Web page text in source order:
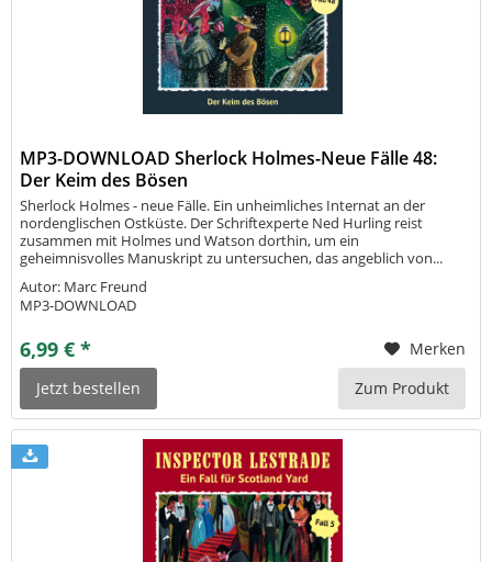
MP3-DOWNLOAD Sherlock Holmes-Neue Fälle 48:
Der Keim des Bösen
Sherlock Holmes - neue Fälle. Ein unheimliches Internat an der
nordenglischen Ostküste. Der Schriftexperte Ned Hurling reist
zusammen mit Holmes und Watson dorthin, um ein
geheimnisvolles Manuskript zu untersuchen, das angeblich von...
Autor: Marc Freund
MP3-DOWNLOAD
6,99 € *
Merken
Jetzt bestellen
Zum Produkt